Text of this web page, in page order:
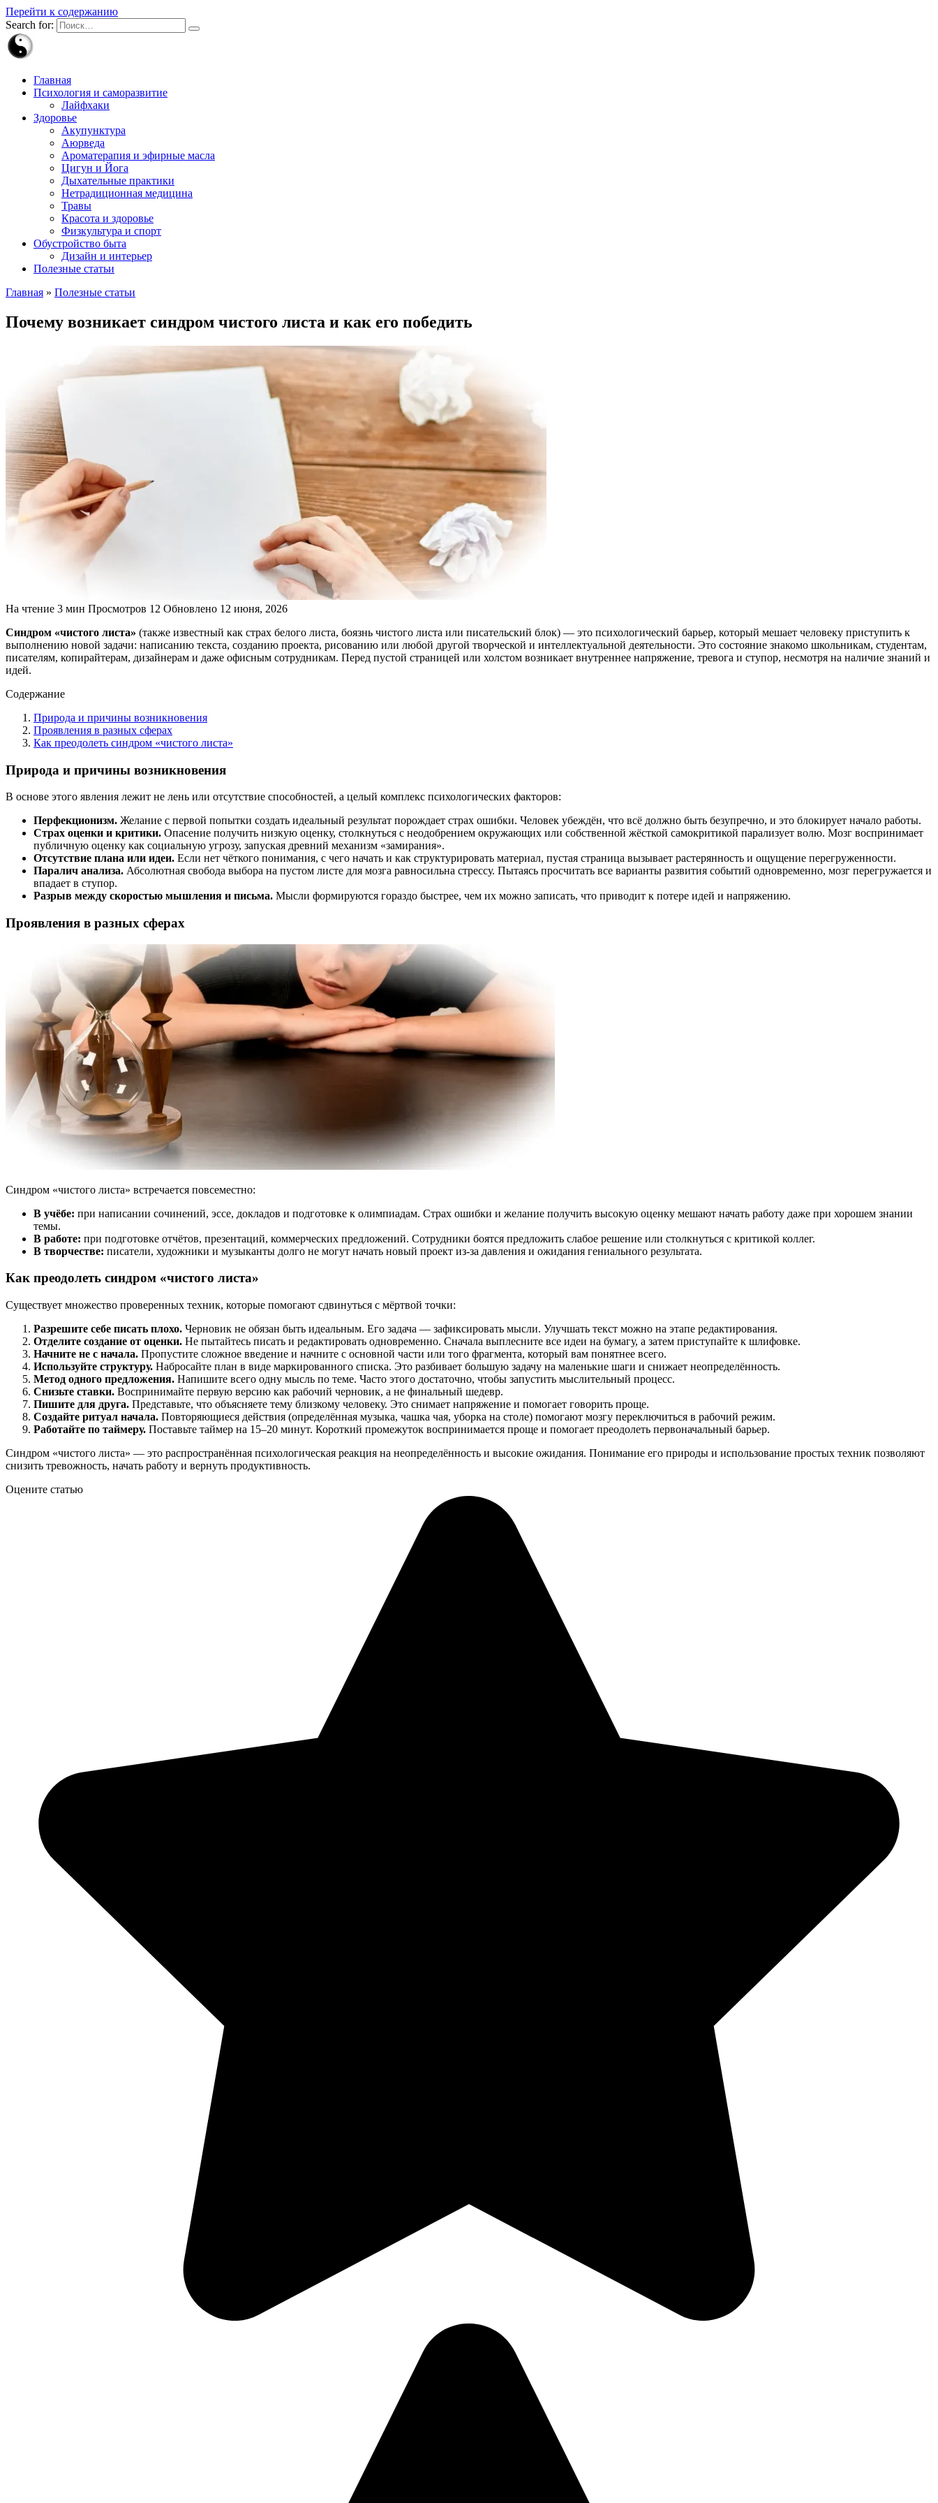
Перейти к содержанию
Search for:
Главная
Психология и саморазвитие
Лайфхаки
Здоровье
Акупунктура
Аюрведа
Ароматерапия и эфирные масла
Цигун и Йога
Дыхательные практики
Нетрадиционная медицина
Травы
Красота и здоровье
Физкультура и спорт
Обустройство быта
Дизайн и интерьер
Полезные статьи
Главная » Полезные статьи
Почему возникает синдром чистого листа и как его победить
На чтение 3 мин Просмотров 12 Обновлено 12 июня, 2026
Синдром «чистого листа» (также известный как страх белого листа, боязнь чистого листа или писательский блок) — это психологический барьер, который мешает человеку приступить к
выполнению новой задачи: написанию текста, созданию проекта, рисованию или любой другой творческой и интеллектуальной деятельности. Это состояние знакомо школьникам, студентам,
писателям, копирайтерам, дизайнерам и даже офисным сотрудникам. Перед пустой страницей или холстом возникает внутреннее напряжение, тревога и ступор, несмотря на наличие знаний и
идей.
Содержание
Природа и причины возникновения
Проявления в разных сферах
Как преодолеть синдром «чистого листа»
Природа и причины возникновения
В основе этого явления лежит не лень или отсутствие способностей, а целый комплекс психологических факторов:
Перфекционизм. Желание с первой попытки создать идеальный результат порождает страх ошибки. Человек убеждён, что всё должно быть безупречно, и это блокирует начало работы.
Страх оценки и критики. Опасение получить низкую оценку, столкнуться с неодобрением окружающих или собственной жёсткой самокритикой парализует волю. Мозг воспринимает
публичную оценку как социальную угрозу, запуская древний механизм «замирания».
Отсутствие плана или идеи. Если нет чёткого понимания, с чего начать и как структурировать материал, пустая страница вызывает растерянность и ощущение перегруженности.
Паралич анализа. Абсолютная свобода выбора на пустом листе для мозга равносильна стрессу. Пытаясь просчитать все варианты развития событий одновременно, мозг перегружается и
впадает в ступор.
Разрыв между скоростью мышления и письма. Мысли формируются гораздо быстрее, чем их можно записать, что приводит к потере идей и напряжению.
Проявления в разных сферах
Синдром «чистого листа» встречается повсеместно:
В учёбе: при написании сочинений, эссе, докладов и подготовке к олимпиадам. Страх ошибки и желание получить высокую оценку мешают начать работу даже при хорошем знании
темы.
В работе: при подготовке отчётов, презентаций, коммерческих предложений. Сотрудники боятся предложить слабое решение или столкнуться с критикой коллег.
В творчестве: писатели, художники и музыканты долго не могут начать новый проект из-за давления и ожидания гениального результата.
Как преодолеть синдром «чистого листа»
Существует множество проверенных техник, которые помогают сдвинуться с мёртвой точки:
Разрешите себе писать плохо. Черновик не обязан быть идеальным. Его задача — зафиксировать мысли. Улучшать текст можно на этапе редактирования.
Отделите создание от оценки. Не пытайтесь писать и редактировать одновременно. Сначала выплесните все идеи на бумагу, а затем приступайте к шлифовке.
Начните не с начала. Пропустите сложное введение и начните с основной части или того фрагмента, который вам понятнее всего.
Используйте структуру. Набросайте план в виде маркированного списка. Это разбивает большую задачу на маленькие шаги и снижает неопределённость.
Метод одного предложения. Напишите всего одну мысль по теме. Часто этого достаточно, чтобы запустить мыслительный процесс.
Снизьте ставки. Воспринимайте первую версию как рабочий черновик, а не финальный шедевр.
Пишите для друга. Представьте, что объясняете тему близкому человеку. Это снимает напряжение и помогает говорить проще.
Создайте ритуал начала. Повторяющиеся действия (определённая музыка, чашка чая, уборка на столе) помогают мозгу переключиться в рабочий режим.
Работайте по таймеру. Поставьте таймер на 15–20 минут. Короткий промежуток воспринимается проще и помогает преодолеть первоначальный барьер.
Синдром «чистого листа» — это распространённая психологическая реакция на неопределённость и высокие ожидания. Понимание его природы и использование простых техник позволяют
снизить тревожность, начать работу и вернуть продуктивность.
Оцените статью